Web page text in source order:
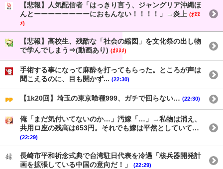
【悲報】人気配信者「はっきり言う、ジャングリア沖縄ほ
んとーーーーーーーーにおもんない！！！！」→炎上 (ｵﾇﾇ
ﾒ)
【悲報】高校生、残酷な「社会の縮図」を文化祭の出し物
で学んでしまう⇒(動画あり) (ｵﾇﾇﾒ)
手術する事になって麻酔を打ってもらった。ところが声は
聞こえるのに、目も開かず... (22:30)
【1k20回】埼玉の東京喰種999、ガチで回らない… (22:30)
俺「まだ気付いてないのか…」汚嫁「…」→私物は消え、
共用ロ座の残高は653円。それでも嫁は平然としていて…
(22:29)
長崎市平和祈念式典で台湾駐日代表を冷遇「核兵器開発計
画を拡張している中国の意向だ！」
(22:29)